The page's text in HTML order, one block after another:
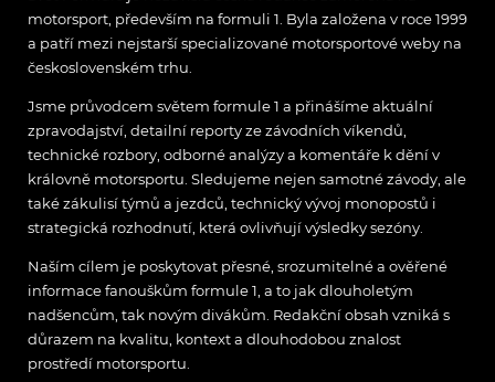
motorsport, především na formuli 1. Byla založena v roce 1999
a patří mezi nejstarší specializované motorsportové weby na
československém trhu.
Jsme průvodcem světem formule 1 a přinášíme aktuální
zpravodajství, detailní reporty ze závodních víkendů,
technické rozbory, odborné analýzy a komentáře k dění v
královně motorsportu. Sledujeme nejen samotné závody, ale
také zákulisí týmů a jezdců, technický vývoj monopostů i
strategická rozhodnutí, která ovlivňují výsledky sezóny.
Naším cílem je poskytovat přesné, srozumitelné a ověřené
informace fanouškům formule 1, a to jak dlouholetým
nadšencům, tak novým divákům. Redakční obsah vzniká s
důrazem na kvalitu, kontext a dlouhodobou znalost
prostředí motorsportu.